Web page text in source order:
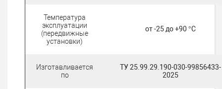
Температура
эксплуатации
(передвижные
установки)
от -25 до +90 °C
Изготавливается
по
ТУ 25.99.29.190-030-99856433-
2025